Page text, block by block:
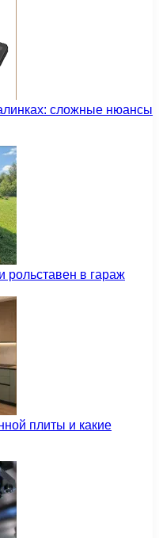
сложные нюансы
рольставен в гараж
плиты и какие